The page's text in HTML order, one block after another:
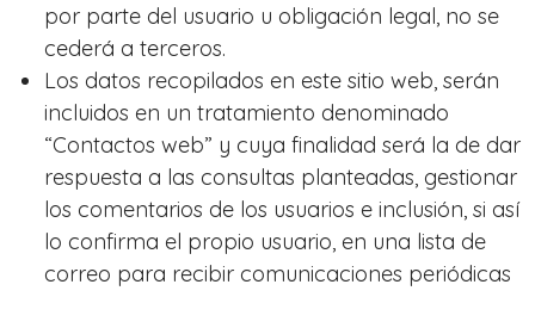
por parte del usuario u obligación legal, no se
cederá a terceros.
Los datos recopilados en este sitio web, serán
incluidos en un tratamiento denominado
“Contactos web” y cuya finalidad será la de dar
respuesta a las consultas planteadas, gestionar
los comentarios de los usuarios e inclusión, si así
lo confirma el propio usuario, en una lista de
correo para recibir comunicaciones periódicas